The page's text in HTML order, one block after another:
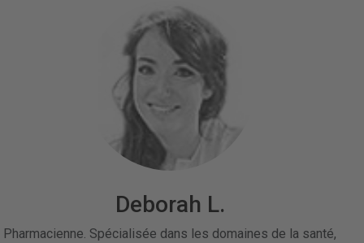
Deborah L.
Pharmacienne. Spécialisée dans les domaines de la santé,